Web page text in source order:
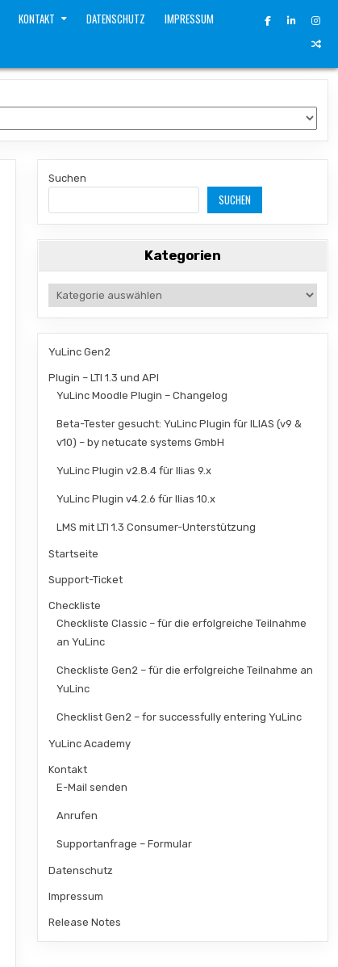
KONTAKT DATENSCHUTZ
IMPRESSUM
Suchen
SUCHEN
Kategorien
Kategorien
YuLinc Gen2
Plugin – LTI 1.3 und API
YuLinc Moodle Plugin – Changelog
Beta-Tester gesucht: YuLinc Plugin für ILIAS (v9 &
v10) – by netucate systems GmbH
YuLinc Plugin v2.8.4 für Ilias 9.x
YuLinc Plugin v4.2.6 für Ilias 10.x
LMS mit LTI 1.3 Consumer-Unterstützung
Startseite
Support-Ticket
Checkliste
Checkliste Classic – für die erfolgreiche Teilnahme
an YuLinc
Checkliste Gen2 – für die erfolgreiche Teilnahme an
YuLinc
Checklist Gen2 – for successfully entering YuLinc
YuLinc Academy
Kontakt
E-Mail senden
Anrufen
Supportanfrage – Formular
Datenschutz
Impressum
Release Notes